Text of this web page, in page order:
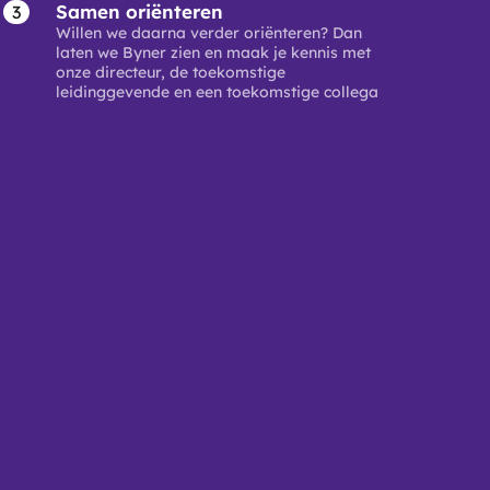
Samen oriënteren
Willen we daarna verder oriënteren? Dan
laten we Byner zien en maak je kennis met
onze directeur, de toekomstige
leidinggevende en een toekomstige collega